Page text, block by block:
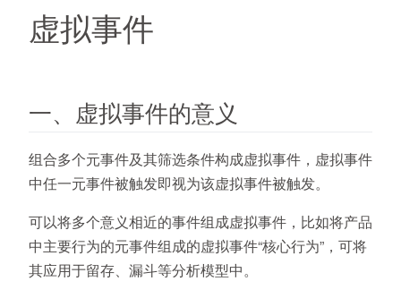
虚拟事件
一、虚拟事件的意义
组合多个元事件及其筛选条件构成虚拟事件，虚拟事件
中任一元事件被触发即视为该虚拟事件被触发。
可以将多个意义相近的事件组成虚拟事件，比如将产品
中主要行为的元事件组成的虚拟事件“核心行为”，可将
其应用于留存、漏斗等分析模型中。